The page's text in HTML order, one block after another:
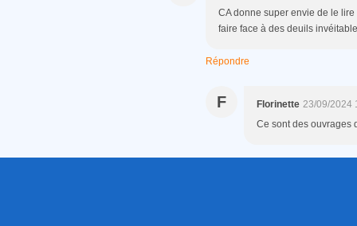
CA donne super envie de le
faire face à des deuils
Répondre
F Florinette 23/09/2024
Ce sont des ouvrages